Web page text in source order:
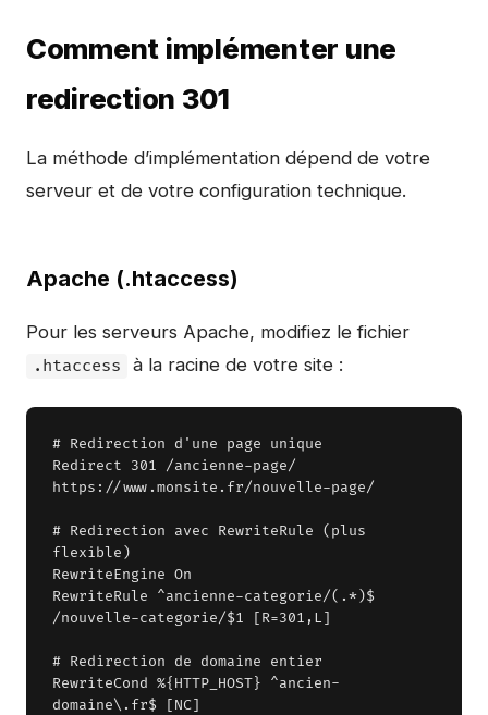
Comment implémenter une
redirection 301
La méthode d’implémentation dépend de votre
serveur et de votre configuration technique.
Apache (.htaccess)
Pour les serveurs Apache, modifiez le fichier
.htaccess à la racine de votre site :
# Redirection d'une page unique
Redirect 301 /ancienne-page/
https://www.monsite.fr/nouvelle-page/
# Redirection avec RewriteRule (plus
flexible)
RewriteEngine On
RewriteRule ^ancienne-categorie/(.*)$
/nouvelle-categorie/$1 [R=301,L]
# Redirection de domaine entier
RewriteCond %{HTTP_HOST} ^ancien-
domaine\.fr$ [NC]